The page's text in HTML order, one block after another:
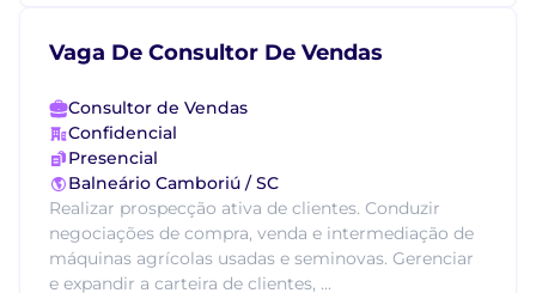
Vaga De Consultor De Vendas
Consultor de Vendas
Confidencial
Presencial
Balneário Camboriú / SC
Realizar prospecção ativa de clientes. Conduzir
negociações de compra, venda e intermediação de
máquinas agrícolas usadas e seminovas. Gerenciar
e expandir a carteira de clientes, ...